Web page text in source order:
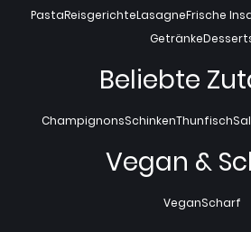
PastaReisgerichteLasagneFrische
Getränke
Beliebte
ChampignonsSchinkenThunfisch
Vegan &
VeganScharf